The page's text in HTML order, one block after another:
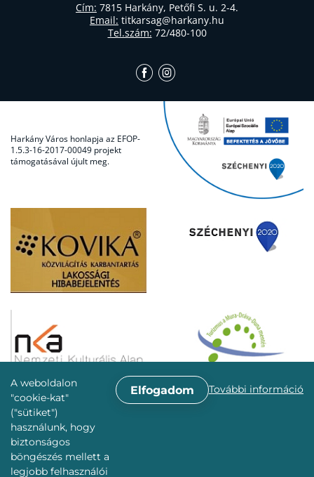
A weboldalon
"cookie-kat"
("sütiket")
használunk, hogy
biztonságos
böngészés mellett a
legjobb felhasználói
Elfogadom További információ
Cím: 7815 Harkány, Petőfi S. u. 2-4.
Email: titkarsag@harkany.hu
Tel.szám: 72/480-100
Harkány Város honlapja az EFOP-
1.5.3-16-2017-00049 projekt
támogatásával újult meg.